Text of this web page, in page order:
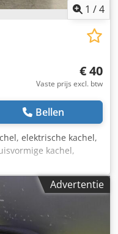
1 /4
€ 40
Vaste prijs excl. btw
Bellen
elektrische kachel,
kachel,
schakelkast
150 watt Cedpsf
-Afmetingen:
Advertentie